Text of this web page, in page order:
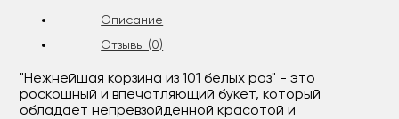
Описание
Отзывы (0)
"Нежнейшая корзина из 101 белых роз" - это
роскошный и впечатляющий букет, который
обладает непревзойденной красотой и